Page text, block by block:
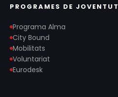
PROGRAMES DE JOVENTUT
Programa Alma
City Bound
Mobilitats
Voluntariat
Eurodesk